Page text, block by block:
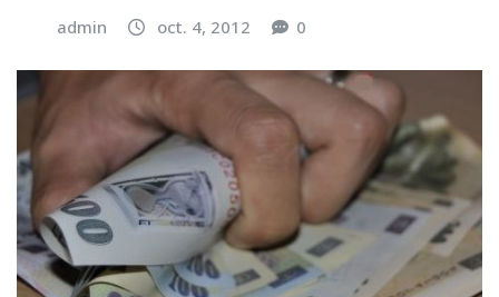
admin oct. 4, 2012 0